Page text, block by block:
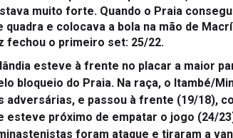
muito forte. Quando o Praia
e colocava a bola na mão de
fechou o primeiro set: 25/22.
esteve à frente no placar a maior
bloqueio do Praia. Na raça, o Itambé/
adversárias, e passou à frente (19/18),
esteve próximo de empatar o jogo (24/
foram ataque e tiraram a